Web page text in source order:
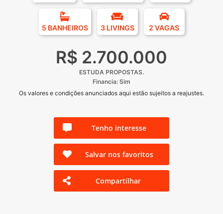
5 BANHEIROS 3 LIVINGS 2 VAGAS
R$ 2.700.000
ESTUDA PROPOSTAS.
Financia: Sim
Os valores e condições anunciados aqui estão sujeitos a reajustes.
Tenho interesse
Salvar nos favoritos
Compartilhar